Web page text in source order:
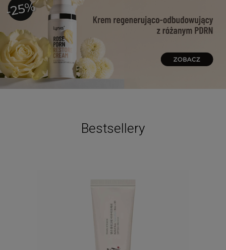
Bestsellery